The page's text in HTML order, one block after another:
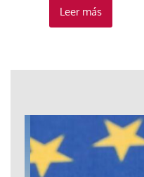
Leer más